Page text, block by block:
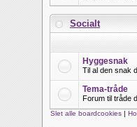
Socialt
Hyggesnak
Til al den snak
Tema-tråde
Forum til tråde
Slet alle boardcookies |